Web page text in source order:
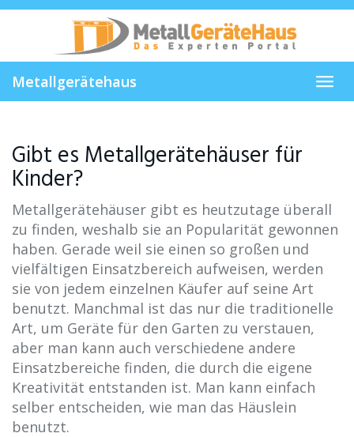
Skip
Metallgerätehaus
Gibt es Metallgerätehäuser für
Kinder?
Metallgerätehäuser gibt es heutzutage überall
zu finden, weshalb sie an Popularität gewonnen
haben. Gerade weil sie einen so großen und
vielfältigen Einsatzbereich aufweisen, werden
sie von jedem einzelnen Käufer auf seine Art
benutzt. Manchmal ist das nur die traditionelle
Art, um Geräte für den Garten zu verstauen,
aber man kann auch verschiedene andere
Einsatzbereiche finden, die durch die eigene
Kreativität entstanden ist. Man kann einfach
selber entscheiden, wie man das Häuslein
benutzt.